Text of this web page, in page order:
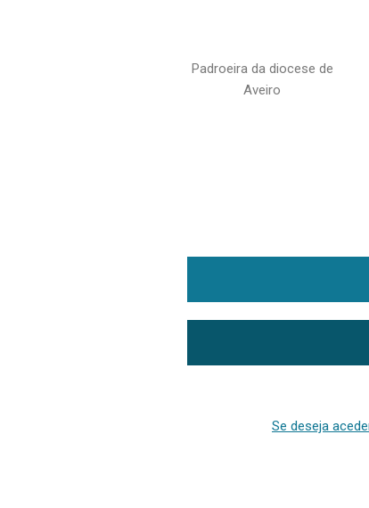
Padroeira da diocese de
Aveiro
Se deseja